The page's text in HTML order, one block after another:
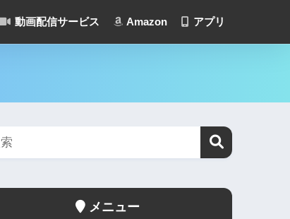
動画配信サービス Amazon アプリ
メニュー